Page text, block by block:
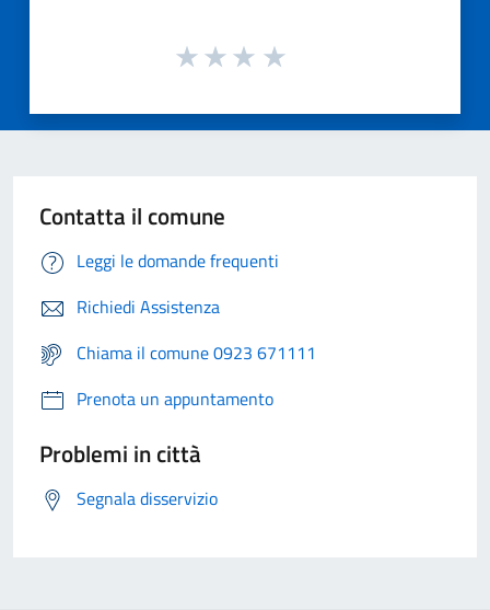
Contatta il comune
Leggi le domande frequenti
Richiedi Assistenza
Chiama il comune 0923 671111
Prenota un appuntamento
Problemi in città
Segnala disservizio